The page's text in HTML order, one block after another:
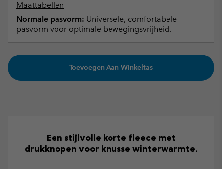
Maattabellen
Normale pasvorm: Universele, comfortabele
pasvorm voor optimale bewegingsvrijheid.
Toevoegen Aan Winkeltas
Een stijlvolle korte fleece met
drukknopen voor knusse winterwarmte.